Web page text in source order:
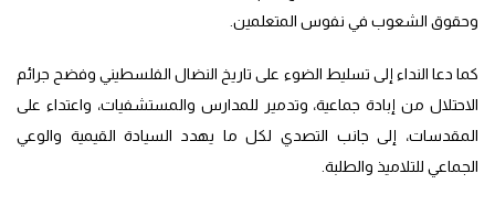
وحقوق الشعوب في نفوس المتعلمين.
كما دعا النداء إلى تسليط الضوء على تاريخ النضال الفلسطيني وفضح جرائم
الاحتلال من إبادة جماعية، وتدمير للمدارس والمستشفيات، واعتداء على
المقدسات، إلى جانب التصدي لكل ما يهدد السيادة القيمية والوعي
الجماعي للتلاميذ والطلبة.